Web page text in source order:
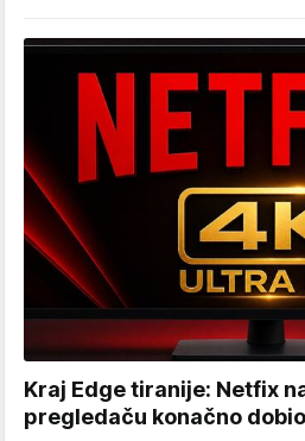
Kraj Edge tiranije: Netfix
pregledaču konačno